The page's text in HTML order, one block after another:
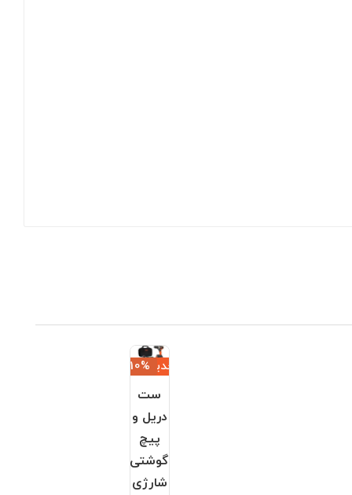
جدید‎−10%
ست
دریل و
پیچ
گوشتی
شارژی